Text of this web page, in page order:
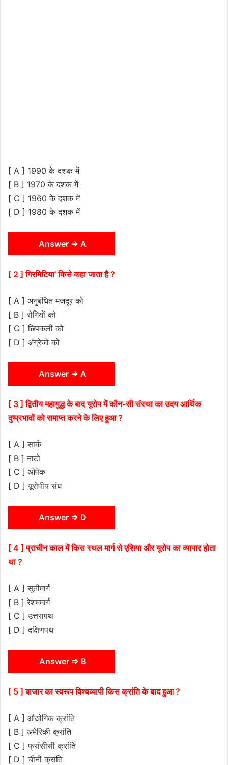
[ A ] 1990 के दशक में
[ B ] 1970 के दशक में
[ C ] 1960 के दशक में
[ D ] 1980 के दशक में
Answer ⇒ A
[ 2 ] गिरमिटिया’ किसे कहा जाता है ?
[ A ] अनुबंधित मजदूर को
[ B ] रोगियों को
[ C ] छिपकली को
[ D ] अंग्रेजों को
Answer ⇒ A
[ 3 ] द्वितीय महायुद्ध के बाद यूरोप में कौन-सी संस्था का उदय आर्थिक
दुष्प्रभावों को समाप्त करने के लिए हुआ ?
[ A ] सार्क
[ B ] नाटो
[ C ] ओपेक
[ D ] यूरोपीय संघ
Answer ⇒ D
[ 4 ] प्राचीन काल में किस स्थल मार्ग से एशिया और यूरोप का व्यापार होता
था ?
[ A ] सूतीमार्ग
[ B ] रेशममार्ग
[ C ] उत्तरापथ
[ D ] दक्षिणपथ
Answer ⇒ B
[ 5 ] बाजार का स्वरूप विश्वव्यापी किस क्रांति के बाद हुआ ?
[ A ] औद्योगिक क्रांति
[ B ] अमेरिकी क्रांति
[ C ] फ्रांसीसी क्रांति
[ D ] चीनी क्रांति